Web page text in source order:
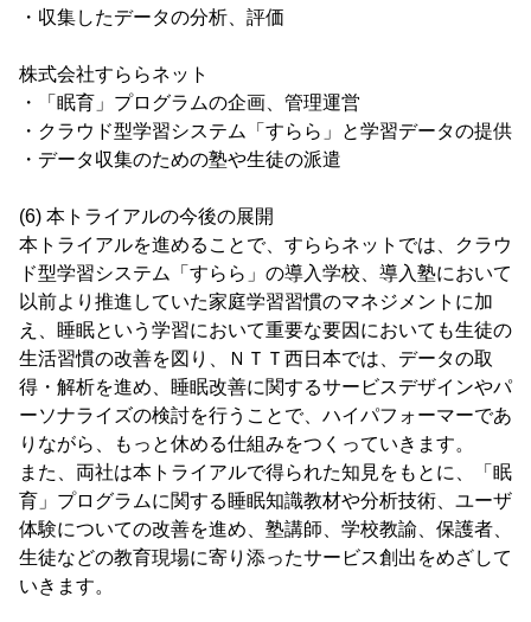
・収集したデータの分析、評価
株式会社すららネット
・「眠育」プログラムの企画、管理運営
・クラウド型学習システム「すらら」と学習データの提供
・データ収集のための塾や生徒の派遣
(6) 本トライアルの今後の展開
本トライアルを進めることで、すららネットでは、クラウ
ド型学習システム「すらら」の導入学校、導入塾において
以前より推進していた家庭学習習慣のマネジメントに加
え、睡眠という学習において重要な要因においても生徒の
生活習慣の改善を図り、ＮＴＴ西日本では、データの取
得・解析を進め、睡眠改善に関するサービスデザインやパ
ーソナライズの検討を行うことで、ハイパフォーマーであ
りながら、もっと休める仕組みをつくっていきます。
また、両社は本トライアルで得られた知見をもとに、「眠
育」プログラムに関する睡眠知識教材や分析技術、ユーザ
体験についての改善を進め、塾講師、学校教諭、保護者、
生徒などの教育現場に寄り添ったサービス創出をめざして
いきます。